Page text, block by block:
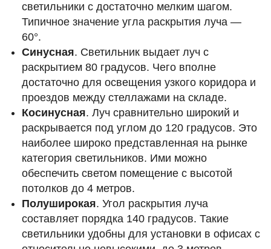
светильники с достаточно мелким шагом.
Типичное значение угла раскрытия луча —
60°.
Синусная. Светильник выдает луч с
раскрытием 80 градусов. Чего вполне
достаточно для освещения узкого коридора и
проездов между стеллажами на складе.
Косинусная. Луч сравнительно широкий и
раскрывается под углом до 120 градусов. Это
наиболее широко представленная на рынке
категория светильников. Ими можно
обеспечить светом помещение с высотой
потолков до 4 метров.
Полуширокая. Угол раскрытия луча
составляет порядка 140 градусов. Такие
светильники удобны для установки в офисах с